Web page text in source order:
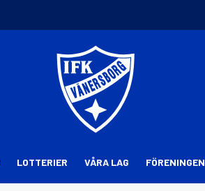
LOTTERIER VÅRA LAG FÖRENINGEN